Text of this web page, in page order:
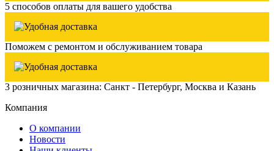
5 способов оплаты для вашего удобства
Поможем с ремонтом и обслуживанием товара
3 розничных магазина: Санкт - Петербург, Москва и Казань
Компания
О компании
Новости